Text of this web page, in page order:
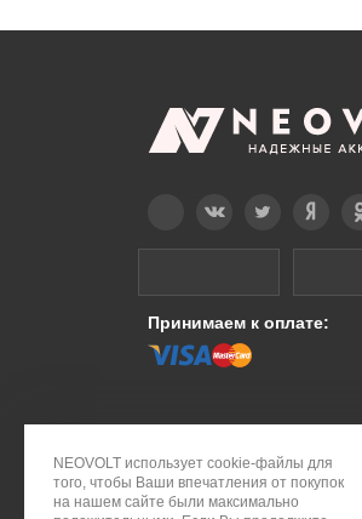
NEOVOLT использует cookie-файлы для
того, чтобы Ваши впечатления от покупок
на нашем сайте были максимально
Принимаем к оплате:
Все права защищены.